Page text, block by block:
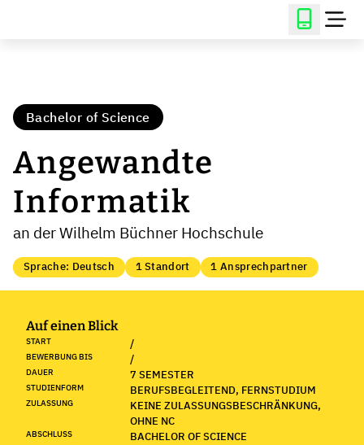
Bachelor of Science
Angewandte
Informatik
an der Wilhelm Büchner Hochschule
Sprache: Deutsch 1 Standort 1 Ansprechpartner
Auf einen Blick
START /
BEWERBUNG BIS /
DAUER 7 SEMESTER
STUDIENFORM BERUFSBEGLEITEND, FERNSTUDIUM
ZULASSUNG
KEINE ZULASSUNGSBESCHRÄNKUNG,
OHNE NC
ABSCHLUSS BACHELOR OF SCIENCE